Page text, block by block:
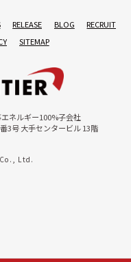
RELEASE BLOG
RECRUIT
SITEMAP
ネルギー100%子会社
3号 大手センタービル 13階
Ltd.